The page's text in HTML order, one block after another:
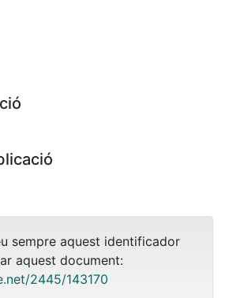
sempre aquest identificador
aquest document:
2445/143170